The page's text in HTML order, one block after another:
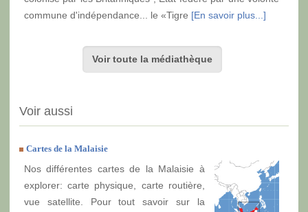
commune d'indépendance... le «Tigre [En savoir plus...]
Voir toute la médiathèque
Voir aussi
Cartes de la Malaisie
Nos différentes cartes de la Malaisie à
explorer: carte physique, carte routière,
vue satellite. Pour tout savoir sur la